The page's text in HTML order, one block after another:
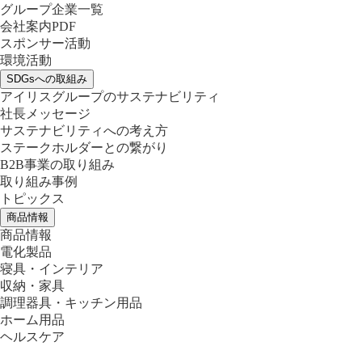
グループ企業一覧
会社案内PDF
スポンサー活動
環境活動
SDGsへの取組み
アイリスグループのサステナビリティ
社長メッセージ
サステナビリティへの考え方
ステークホルダーとの繋がり
B2B事業の取り組み
取り組み事例
トピックス
商品情報
商品情報
電化製品
寝具・インテリア
収納・家具
調理器具・キッチン用品
ホーム用品
ヘルスケア